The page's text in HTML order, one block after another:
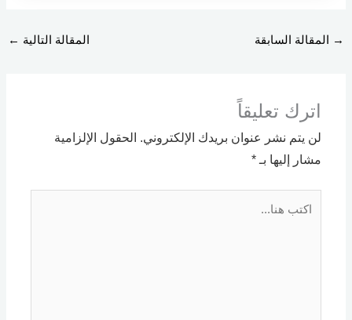
→ المقالة السابقة المقالة التالية ←
اترك تعليقاً
لن يتم نشر عنوان بريدك الإلكتروني. الحقول الإلزامية
مشار إليها بـ*